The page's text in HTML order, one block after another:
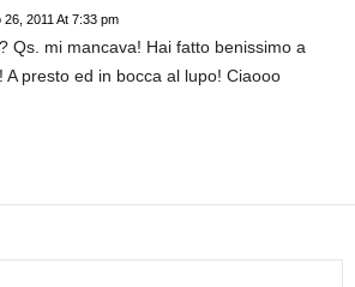
26, 2011 At 7:33 pm
Qs. mi mancava! Hai fatto benissimo a
A presto ed in bocca al lupo! Ciaooo